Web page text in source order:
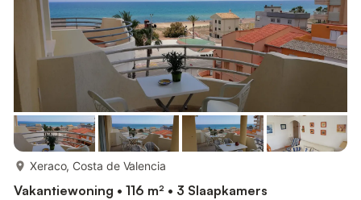
Xeraco, Costa de Valencia
Vakantiewoning • 116 m² • 3 Slaapkamers